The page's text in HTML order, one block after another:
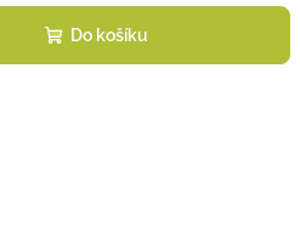
Do košíku